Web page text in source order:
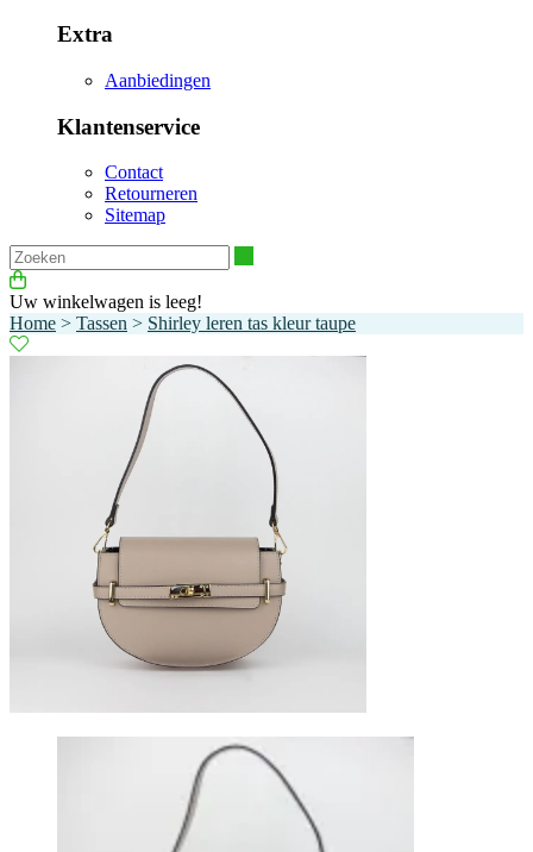
Extra
Aanbiedingen
Klantenservice
Contact
Retourneren
Sitemap
Uw winkelwagen is leeg!
Home > Tassen > Shirley leren tas kleur taupe